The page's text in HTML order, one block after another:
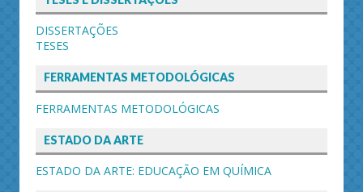
DISSERTAÇÕES
TESES
FERRAMENTAS METODOLÓGICAS
FERRAMENTAS METODOLÓGICAS
ESTADO DA ARTE
ESTADO DA ARTE: EDUCAÇÃO EM QUÍMICA